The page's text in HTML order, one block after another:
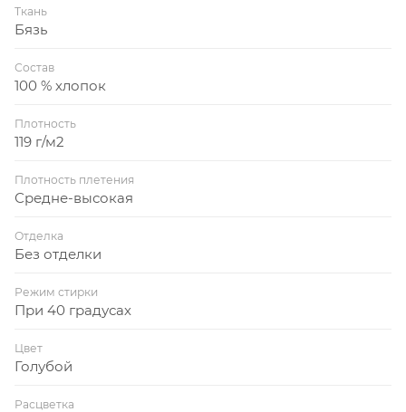
Ткань
Бязь
Состав
100 % хлопок
Плотность
119 г/м2
Плотность плетения
Средне-высокая
Отделка
Без отделки
Режим стирки
При 40 градусах
Цвет
Голубой
Расцветка